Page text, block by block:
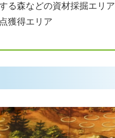
森などの資材採掘エリア
獲得エリア